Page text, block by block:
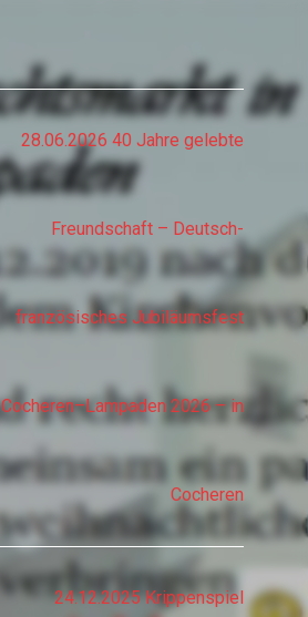
28.06.2026 40 Jahre gelebte
Freundschaft – Deutsch-
französisches Jubiläumsfest
Cocheren–Lampaden 2026 – in
Cocheren
24.12.2025 Krippenspiel